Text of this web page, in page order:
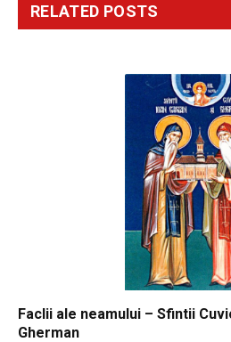
RELATED POSTS
Faclii ale neamului – Sfintii
Gherman